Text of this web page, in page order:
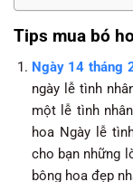
Tips mua bó
Ngày 14 tháng
ngày lễ tình
một lễ tình
hoa Ngày lễ
cho bạn những
bông hoa đẹp